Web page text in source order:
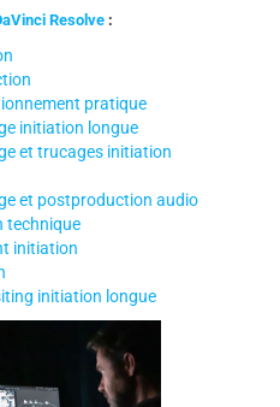
Resolve :
pratique
initiation longue
et trucages initiation
et postproduction audio
technique
initiation
initiation longue